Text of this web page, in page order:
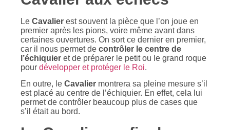
Le Cavalier est souvent la pièce que l’on joue en
premier après les pions, voire même avant dans
certaines ouvertures. On sort ce dernier en premier,
car il nous permet de contrôler le centre de
l’échiquier et de préparer le petit ou le grand roque
pour développer et protéger le Roi.
En outre, le Cavalier montrera sa pleine mesure s’il
est placé au centre de l’échiquier. En effet, cela lui
permet de contrôler beaucoup plus de cases que
s’il était au bord.